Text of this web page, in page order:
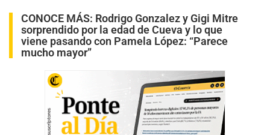
CONOCE MÁS: Rodrigo Gonzalez y Gigi Mitre
sorprendido por la edad de Cueva y lo que
viene pasando con Pamela López: “Parece
mucho mayor”